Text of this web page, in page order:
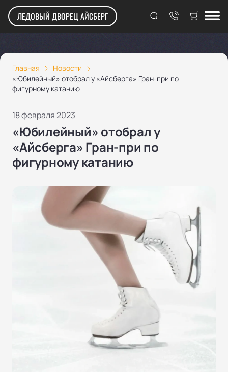
ЛЕДОВЫЙ ДВОРЕЦ АЙСБЕРГ
Главная
Новости
«Юбилейный» отобрал у «Айсберга» Гран-при по
фигурному катанию
18 февраля 2023
«Юбилейный» отобрал у
«Айсберга» Гран-при по
фигурному катанию